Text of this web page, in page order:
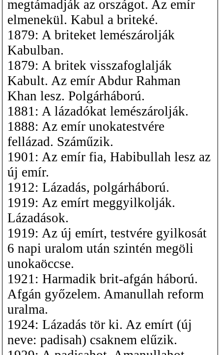
megtámadják az országot. Az emír
elmenekül. Kabul a briteké.
1879: A briteket lemészárolják
Kabulban.
1879: A britek visszafoglalják
Kabult. Az emír Abdur Rahman
Khan lesz. Polgárháború.
1881: A lázadókat lemészárolják.
1888: Az emír unokatestvére
fellázad. Száműzik.
1901: Az emír fia, Habibullah lesz az
új emír.
1912: Lázadás, polgárháború.
1919: Az emírt meggyilkolják.
Lázadások.
1919: Az új emírt, testvére gyilkosát
6 napi uralom után szintén megöli
unokaöccse.
1921: Harmadik brit-afgán háború.
Afgán győzelem. Amanullah reform
uralma.
1924: Lázadás tör ki. Az emírt (új
neve: padisah) csaknem elűzik.